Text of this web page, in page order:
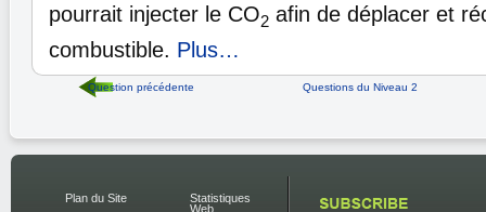
pourrait injecter le CO2 afin de déplacer et
combustible. Plus…
Question précédente Questions du Niveau 2
Plan du Site
Statistiques
Web